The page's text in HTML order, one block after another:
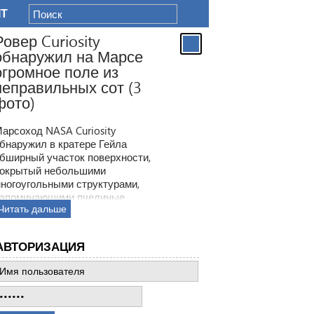
Curiosity
на Марсе
поле из
сот (3
NASA Curiosity
в кратере Гейла
участок поверхности,
небольшими
структурами,
пчелиные
Ранее ровер находил
все предыдущее такие
дальше